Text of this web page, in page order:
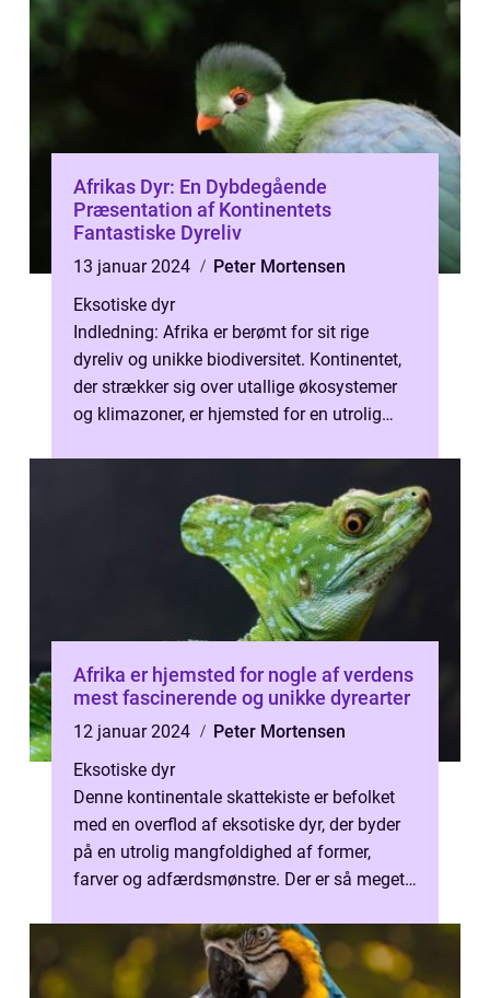
Afrikas Dyr: En Dybdegående
Præsentation af Kontinentets
Fantastiske Dyreliv
13 januar 2024
Peter Mortensen
Eksotiske dyr
Indledning: Afrika er berømt for sit rige
dyreliv og unikke biodiversitet. Kontinentet,
der strækker sig over utallige økosystemer
og klimazoner, er hjemsted for en utrolig
Afrika er hjemsted for nogle af verdens
mest fascinerende og unikke dyrearter
12 januar 2024
Peter Mortensen
Eksotiske dyr
Denne kontinentale skattekiste er befolket
med en overflod af eksotiske dyr, der byder
på en utrolig mangfoldighed af former,
farver og adfærdsmønstre. Der er så meget